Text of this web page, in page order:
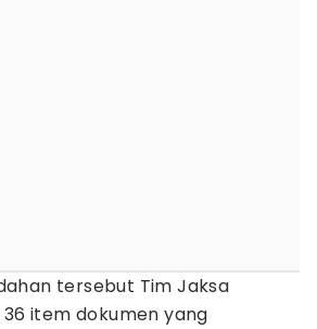
tersebut Tim Jaksa
item dokumen yang